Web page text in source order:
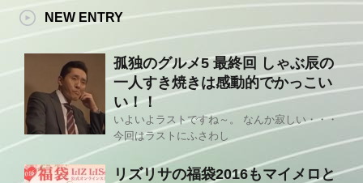
NEW ENTRY
孤独のグルメ5 最終回 しゃぶ辰の
一人すき焼きは感動的でかっこい
い！！
いよいよラストですね～。 なんか寂しい・・・
今回はラストにふさわし
リズリサの福袋2016もマイメロと